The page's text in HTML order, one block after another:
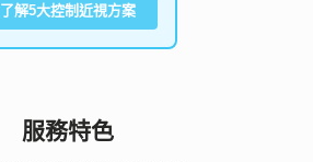
了解5大控制近視方案
服務特色